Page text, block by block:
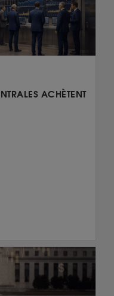
ACHÈTENT